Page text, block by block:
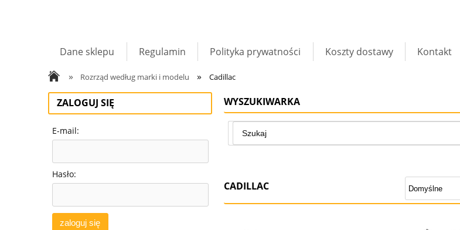
Dane sklepu Regulamin Polityka prywatności Koszty dostawy
Kontakt
»
Rozrząd według marki i modelu » Cadillac
ZALOGUJ SIĘ
E-mail:
Hasło:
zaloguj się
WYSZUKIWARKA
CADILLAC